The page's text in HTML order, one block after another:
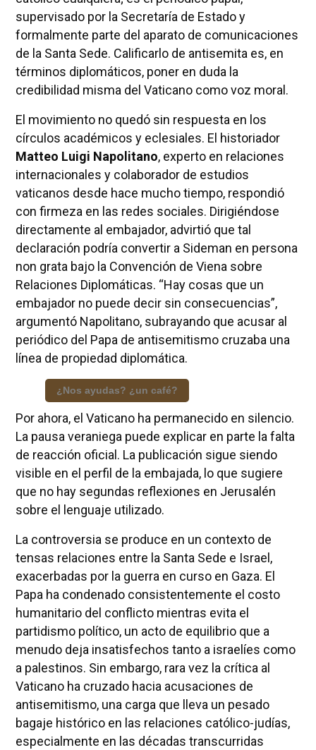
supervisado por la Secretaría de Estado y
formalmente parte del aparato de comunicaciones
de la Santa Sede. Calificarlo de antisemita es, en
términos diplomáticos, poner en duda la
credibilidad misma del Vaticano como voz moral.
El movimiento no quedó sin respuesta en los
círculos académicos y eclesiales. El historiador
Matteo Luigi Napolitano, experto en relaciones
internacionales y colaborador de estudios
vaticanos desde hace mucho tiempo, respondió
con firmeza en las redes sociales. Dirigiéndose
directamente al embajador, advirtió que tal
declaración podría convertir a Sideman en persona
non grata bajo la Convención de Viena sobre
Relaciones Diplomáticas. “Hay cosas que un
embajador no puede decir sin consecuencias”,
argumentó Napolitano, subrayando que acusar al
periódico del Papa de antisemitismo cruzaba una
línea de propiedad diplomática.
¿Nos ayudas? ¿un café?
Por ahora, el Vaticano ha permanecido en silencio.
La pausa veraniega puede explicar en parte la falta
de reacción oficial. La publicación sigue siendo
visible en el perfil de la embajada, lo que sugiere
que no hay segundas reflexiones en Jerusalén
sobre el lenguaje utilizado.
La controversia se produce en un contexto de
tensas relaciones entre la Santa Sede e Israel,
exacerbadas por la guerra en curso en Gaza. El
Papa ha condenado consistentemente el costo
humanitario del conflicto mientras evita el
partidismo político, un acto de equilibrio que a
menudo deja insatisfechos tanto a israelíes como
a palestinos. Sin embargo, rara vez la crítica al
Vaticano ha cruzado hacia acusaciones de
antisemitismo, una carga que lleva un pesado
bagaje histórico en las relaciones católico-judías,
especialmente en las décadas transcurridas